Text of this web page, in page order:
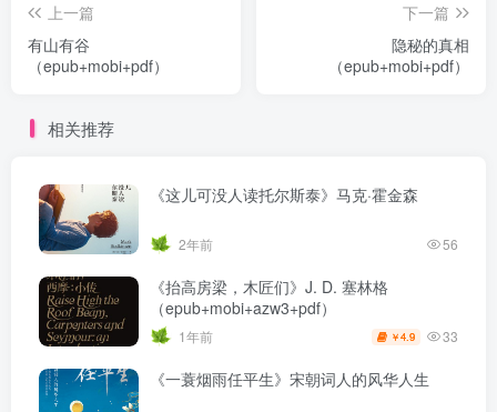
上一篇
有山有谷
（epub+mobi+pdf）
下一篇
隐秘的真相
（epub+mobi+pdf）
相关推荐
《这儿可没人读托尔斯泰》马克·霍金森
2年前 56
《抬高房梁，木匠们》J. D. 塞林格
（epub+mobi+azw3+pdf）
1年前 ￥4.9 33
《一蓑烟雨任平生》宋朝词人的风华人生